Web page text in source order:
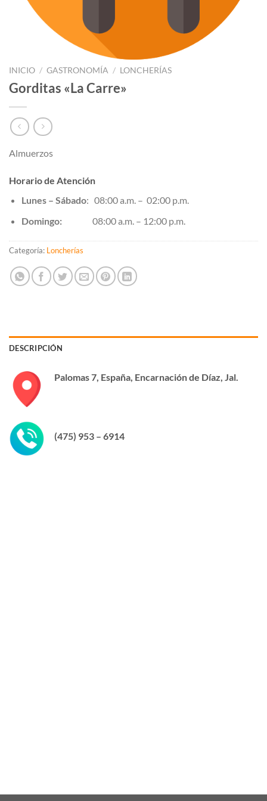
INICIO / GASTRONOMÍA / LONCHERÍAS
Gorditas «La Carre»
Almuerzos
Horario de Atención
Lunes – Sábado: 08:00 a.m. – 02:00 p.m.
Domingo: 08:00 a.m. – 12:00 p.m.
Categoría: Loncherías
DESCRIPCIÓN
Palomas 7, España, Encarnación de Díaz, Jal.
(475) 953 – 6914